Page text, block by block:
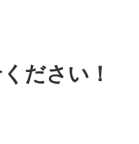
ださい！